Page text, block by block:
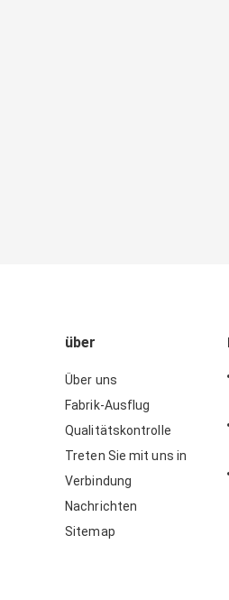
über
Über uns
Fabrik-Ausflug
Qualitätskontrolle
Treten Sie mit uns in
Verbindung
Nachrichten
Sitemap